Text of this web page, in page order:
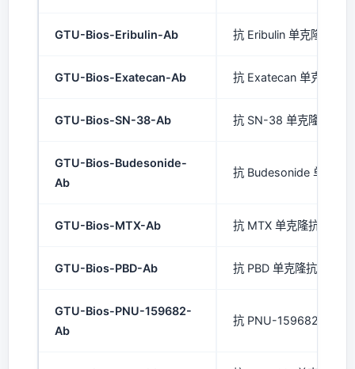
GTU-Bios-Eribulin-Ab 抗 Eribulin 单克隆抗体
GTU-Bios-Exatecan-Ab 抗 Exatecan 单克隆抗
GTU-Bios-SN-38-Ab 抗 SN-38 单克隆抗体
GTU-Bios-Budesonide-
Ab
抗 Budesonide 单克隆
GTU-Bios-MTX-Ab 抗 MTX 单克隆抗体
GTU-Bios-PBD-Ab 抗 PBD 单克隆抗体
GTU-Bios-PNU-159682-
Ab
抗 PNU-159682 单克